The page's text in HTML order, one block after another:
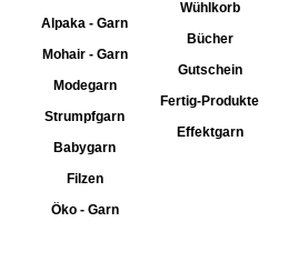
Alpaka - Garn
Mohair - Garn
Modegarn
Strumpfgarn
Babygarn
Filzen
Öko - Garn
Wühlkorb
Bücher
Gutschein
Fertig-Produkte
Effektgarn